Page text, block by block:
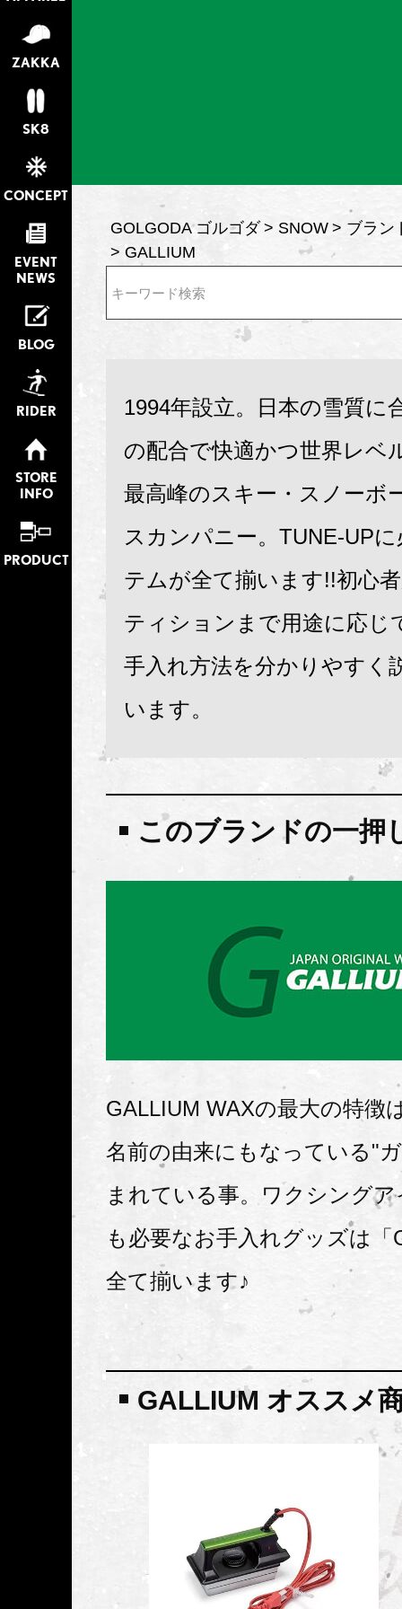
ZAKKA
SK8
CONCEPT
EVENT
NEWS
BLOG
RIDER
STORE
INFO
PRODUCT
GOLGODA ゴルゴダ SNOW
ブラン
GALLIUM
1994年設立。日本の雪質に
の配合で快適かつ世界レベ
最高峰のスキー・スノーボ
スカンパニー。TUNE-UP
テムが全て揃います!!初心
ティションまで用途に応じ
手入れ方法を分かりやすく
います。
このブランドの一押
GALLIUM WAXの最大の特徴
名前の由来にもなっている"
まれている事。ワクシング
も必要なお手入れグッズは「
全て揃います♪
GALLIUM オススメ